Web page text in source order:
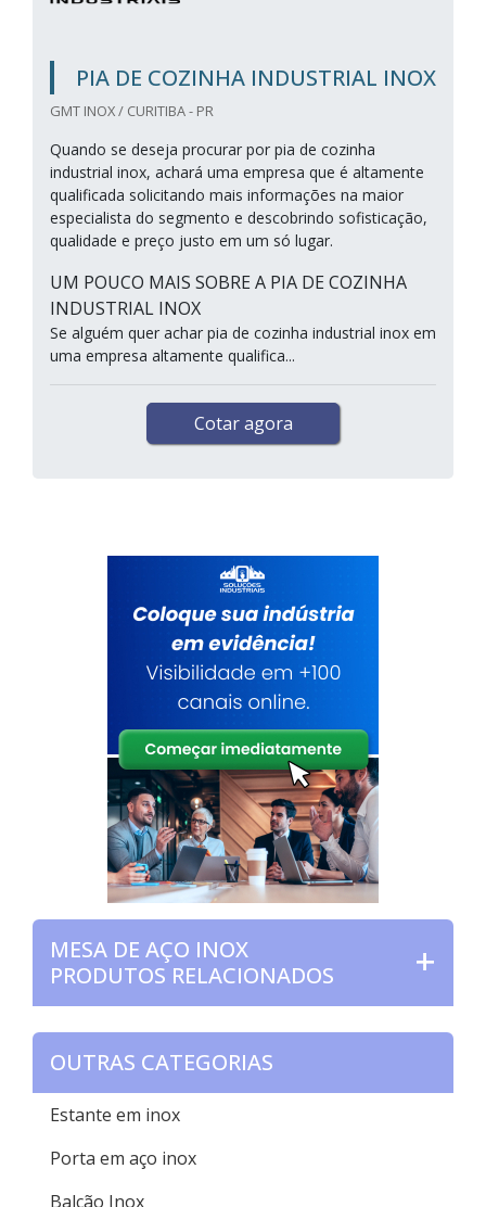
PIA DE COZINHA INDUSTRIAL INOX
GMT INOX / CURITIBA - PR
Quando se deseja procurar por pia de cozinha
industrial inox, achará uma empresa que é altamente
qualificada solicitando mais informações na maior
especialista do segmento e descobrindo sofisticação,
qualidade e preço justo em um só lugar.
UM POUCO MAIS SOBRE A PIA DE COZINHA
INDUSTRIAL INOX
Se alguém quer achar pia de cozinha industrial inox em
uma empresa altamente qualifica...
Cotar agora
MESA DE AÇO INOX
PRODUTOS RELACIONADOS
OUTRAS CATEGORIAS
Estante em inox
Porta em aço inox
Balcão Inox